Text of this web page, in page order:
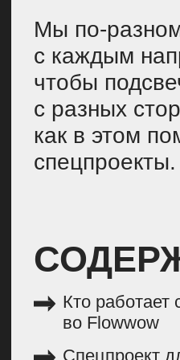
отдельная команда. Их
цели — привлечение
пользователей или
существующих. Поэтому,
правило, результаты их
измеряются деньгами,
количеством заказов,
в покупку, retention rate.
Показателей